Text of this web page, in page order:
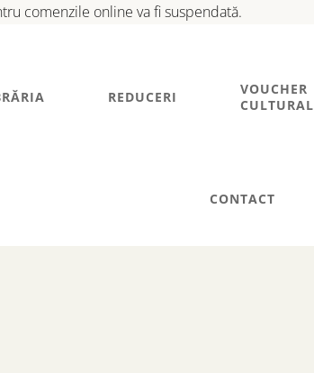
comenzile online va fi suspendată.
REDUCERI
VOUCHER
CULTURAL
CONTACT